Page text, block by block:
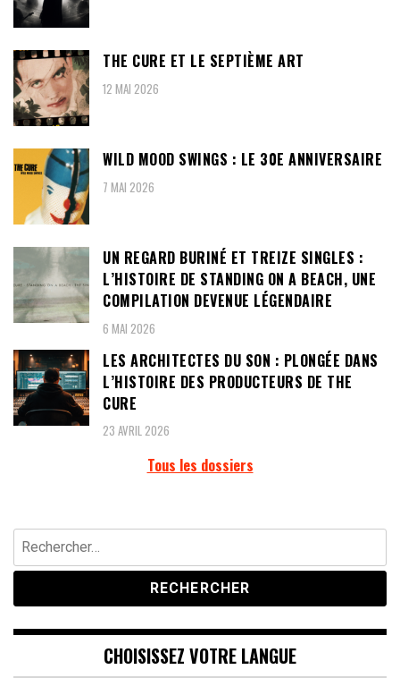
THE CURE ET LE SEPTIÈME ART
12 MAI 2026
WILD MOOD SWINGS : LE 30E ANNIVERSAIRE
7 MAI 2026
UN REGARD BURINÉ ET TREIZE SINGLES :
L’HISTOIRE DE STANDING ON A BEACH, UNE
COMPILATION DEVENUE LÉGENDAIRE
6 MAI 2026
LES ARCHITECTES DU SON : PLONGÉE DANS
L’HISTOIRE DES PRODUCTEURS DE THE
CURE
23 AVRIL 2026
Tous les dossiers
Rechercher :
CHOISISSEZ VOTRE LANGUE